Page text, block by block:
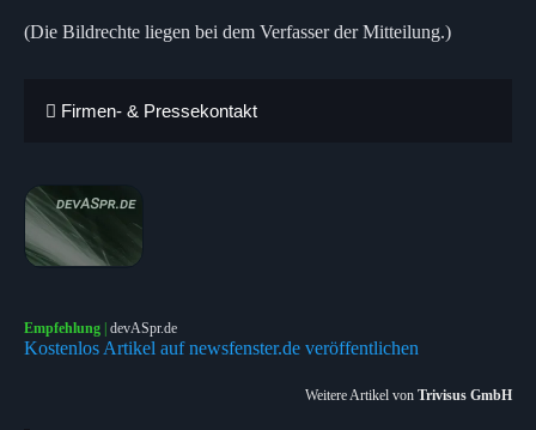
(Die Bildrechte liegen bei dem Verfasser der Mitteilung.)
Firmen- & Pressekontakt
Empfehlung | devASpr.de
Kostenlos Artikel auf newsfenster.de veröffentlichen
Weitere Artikel von Trivisus GmbH